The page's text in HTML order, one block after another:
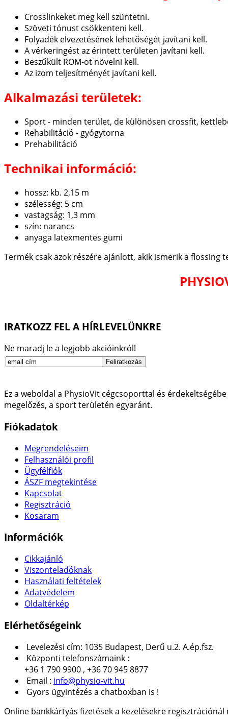
Crosslinkeket meg kell szüntetni.
Szöveti tónust csökkenteni kell.
Folyadék elvezetésének lehetőségét javítani kell.
A vérkeringést az érintett területen javítani kell.
Beszűkült ROM-ot növelni kell.
Az izom teljesítményét javítani kell.
Alkalmazási területek:
Sport - minden terület, de különösen crossfit,
Rehabilitáció - gyógytorna
Prehabilitáció
Technikai információ:
hossz: kb. 2,15 m
szélesség: 5 cm
vastagság: 1,3 mm
szín: narancs
anyaga latexmentes gumi
Termék csak azok részére ajánlott, akik ismerik a
IRATKOZZ FEL A HÍRLEVELÜNKRE
Ne maradj le a legjobb akcióinkról!
Ez a weboldal a PhysioVit cégcsoporttal és
megelőzés, a sport területén egyaránt.
Fiókadatok
Megrendeléseim
Felhasználói profil
Ügyfélfiók
ÁSZF megtekintése
Kapcsolat
Regisztráció
Kosaram
Információk
Cikkajánló
Viszonteladóknak
Használati feltételek
Adatvédelem
Oldaltérkép
Elérhetőségeink
Levelezési cím: 1035 Budapest, Derű u.2. A.ép.fsz.
Központi telefonszámaink :
+36 1 790 9900 , +36 70 945 8877
Email : info@physio-vit.hu
Gyors ügyintézés a chatboxban is !
Online bankkártyás fizetések a kezelésekre